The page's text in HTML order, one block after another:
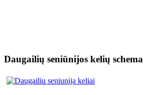
Daugailių seniūnijos kelių schema